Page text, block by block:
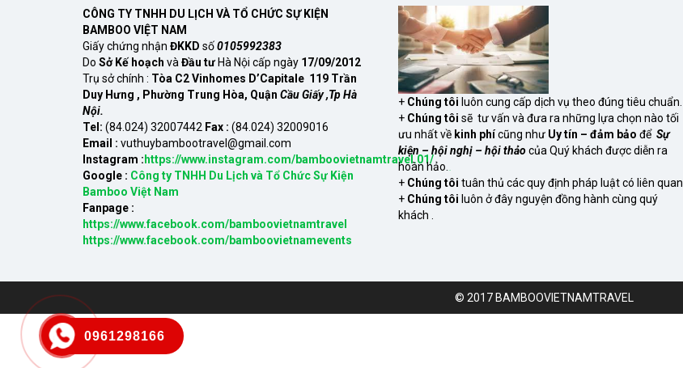
CÔNG TY TNHH DU LỊCH VÀ TỔ CHỨC SỰ KIỆN
BAMBOO VIỆT NAM
Giấy chứng nhận ĐKKD số0105992383
Do Sở Kế hoạch và Đầu tư Hà Nội cấp ngày 17/09/2012
Trụ sở chính : Tòa C2 Vinhomes D’Capitale 119 Trần
Duy Hưng , Phường Trung Hòa, Quận Cầu Giấy ,Tp Hà
Nội.
Tel: (84.024) 32007442 Fax : (84.024) 32009016
Email : vuthuybambootravel@gmail.com
Instagram : https://www.instagram.com/bamboovietnamtravel.01/
Google : Công ty TNHH Du Lịch và Tổ Chức Sự Kiện
Bamboo Việt Nam
Fanpage :
https://www.facebook.com/bamboovietnamtravel
https://www.facebook.com/bamboovietnamevents
+ Chúng tôi luôn cung cấp dịch vụ theo đúng tiêu chuẩn.
+ Chúng tôi sẽ tư vấn và đưa ra những lựa chọn nào tối
ưu nhất về kinh phícũng như Uy tín – đảm bảo để Sự
kiện – hội nghị – hội thảocủa Quý khách được diễn ra
hoàn hảo.
+ Chúng tôi tuân thủ các quy định pháp luật có liên quan.
+ Chúng tôi luôn ở đây nguyện đồng hành cùng quý
khách .
© 2017 BAMBOOVIETNAMTRAVEL
0961298166